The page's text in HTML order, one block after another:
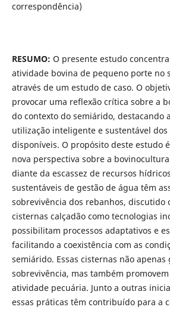
correspondência)
RESUMO: O presente estudo
atividade bovina de pequeno porte no
através de um estudo de caso. O
provocar uma reflexão crítica sobre a
do contexto do semiárido, destacando
utilização inteligente e sustentável
disponíveis. O propósito deste estudo
nova perspectiva sobre a
diante da escassez de recursos
sustentáveis de gestão de água têm
sobrevivência dos rebanhos, discutido
cisternas calçadão como tecnologias
possibilitam processos adaptativos e
facilitando a coexistência com as
semiárido. Essas cisternas não apenas
sobrevivência, mas também
atividade pecuária. Junto a outras
essas práticas têm contribuído para a